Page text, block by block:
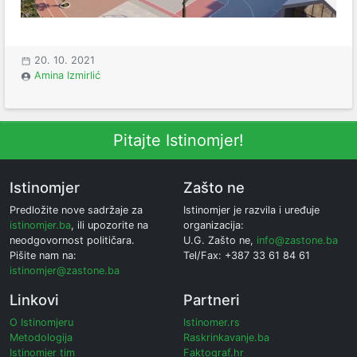
20. 10. 2021
Amina Izmirlić
Pitajte Istinomjer!
Istinomjer
Predložite nove sadržaje za
istinomjer.ba, ili upozorite na
neodgovornost političara.
Pišite nam na:
istinomjer@zastone.ba
Zašto ne
Istinomjer je razvila i uređuje
organizacija:
U.G. Zašto ne, info@zastone.ba
Tel/Fax: +387 33 61 84 61
Linkovi
O Istinomjeru
Metodologija
Istinomjer tim
Partneri
Istinomer.rs
Raskrinkavanje.ba
Faktograf.hr